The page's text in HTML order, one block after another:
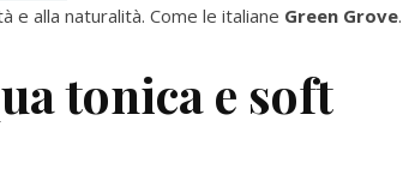
e alla naturalità. Come le italiane Green Grove.
tonica e soft